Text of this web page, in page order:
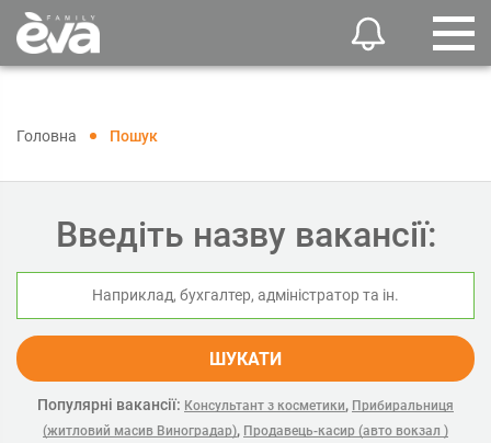
Головна Пошук
Введіть назву вакансії:
ШУКАТИ
Популярні вакансії: Консультант з косметики, Прибиральниця
(житловий масив Виноградар), Продавець-касир (авто вокзал )